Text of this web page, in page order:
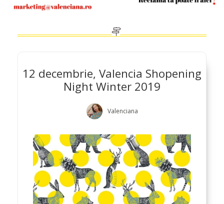
12 decembrie, Valencia Shopening
Night Winter 2019
Valenciana